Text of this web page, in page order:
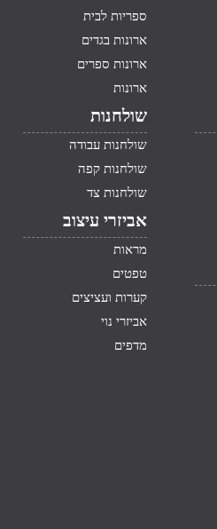
ספריות לבית
ארונות בגדים
ארונות ספרים
ארונות
שולחנות
שולחנות עבודה
שולחנות קפה
שולחנות צד
אביזרי עיצוב
מראות
טפטים
קערות ועציצים
אביזרי נוי
מדפים